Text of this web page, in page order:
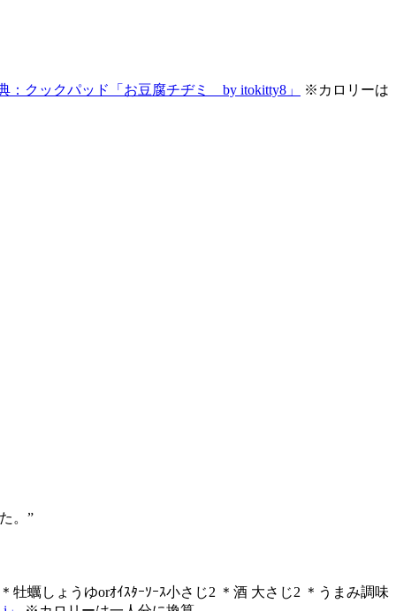
：クックパッド「お豆腐チヂミ by itokitty8」 ※カロリーは
。”
蠣しょうゆorｵｲｽﾀｰｿｰｽ小さじ2 ＊酒 大さじ2 ＊うまみ調味